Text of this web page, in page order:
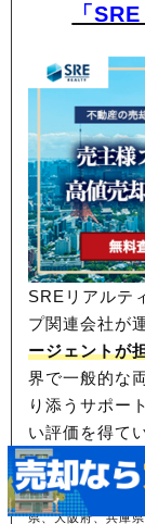
「
SREリアルテ
プ関連会社が
ージェントが
界で一般的な
り添うサポー
い評価を得て
技術を査定に
方におすすめ
県、大阪府、兵庫